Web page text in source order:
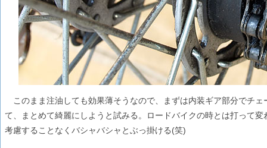
このまま注油しても効果薄そうなので、まずは内装ギア部分でチ
て、まとめて綺麗にしようと試みる。ロードバイクの時とは打って
考慮することなくバシャバシャとぶっ掛ける(笑)